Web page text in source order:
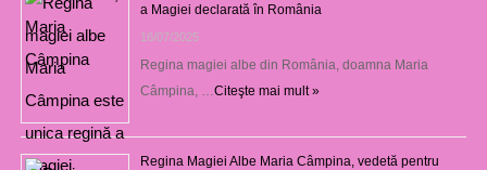
a Magiei declarată în România
16/07/2025
Regina magiei albe din România, doamna Maria
Câmpina, … Citeşte mai mult »
Regina Magiei Albe Maria Câmpina, vedetă pentru